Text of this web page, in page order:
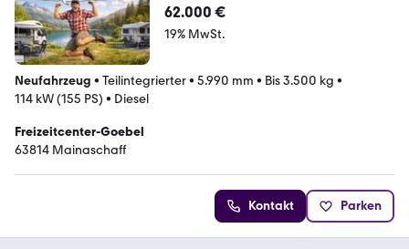
62.000 €
19% MwSt.
Neufahrzeug • Teilintegrierter• 5.990 mm • Bis 3.500 kg •
114 kW (155 PS) • Diesel
Freizeitcenter-Goebel
63814 Mainaschaff
Kontakt Parken